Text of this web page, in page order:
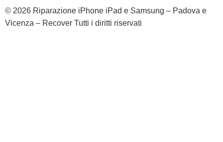
© 2026 Riparazione iPhone iPad e Samsung – Padova e
Vicenza – Recover Tutti i diritti riservati